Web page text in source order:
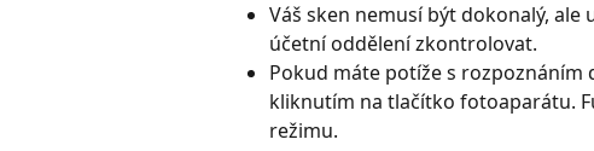
Váš sken nemusí být dokonalý, ale
účetní oddělení zkontrolovat.
Pokud máte potíže s
kliknutím na tlačítko fotoaparátu.
režimu.